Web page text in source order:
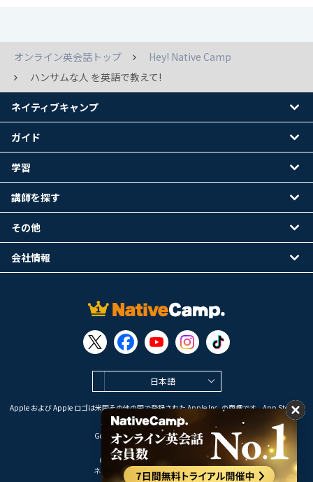
オンライン英会話トップ
Hey! Native Camp
ハンサムな人 を英語で教えて!
日本語
Apple および Apple ロゴは米国その他の国で登録された Apple Inc. の商標です。App Store は
Apple Inc. のサービスマークです。
Google Play は Google LLC の商標です。
Copyright © 2026 オンライン英会話
ネイティブキャンプ All Rights Reserved.
ネイティブキャンプ
ガイド
学習
講師を探す
その他
会社情報